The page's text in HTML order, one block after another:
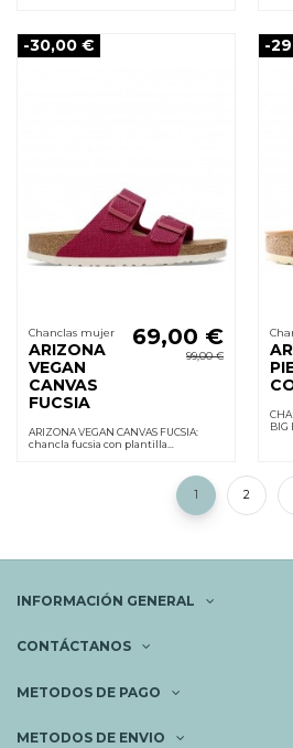
-30,00 €
Chanclas mujer
ARIZONA
VEGAN
CANVAS
FUCSIA
69,00 €
99,00 €
ARIZONA VEGAN CANVAS FUCSIA:
chancla fucsia con plantilla
-
BIG
1 2
INFORMACIÓN GENERAL
CONTÁCTANOS
METODOS DE PAGO
METODOS DE ENVIO